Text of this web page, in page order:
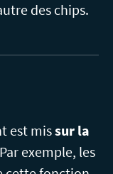
des chips.
est missur la
exemple, les